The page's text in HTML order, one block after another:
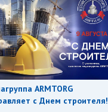
ARMTORG
с Днем строителя!